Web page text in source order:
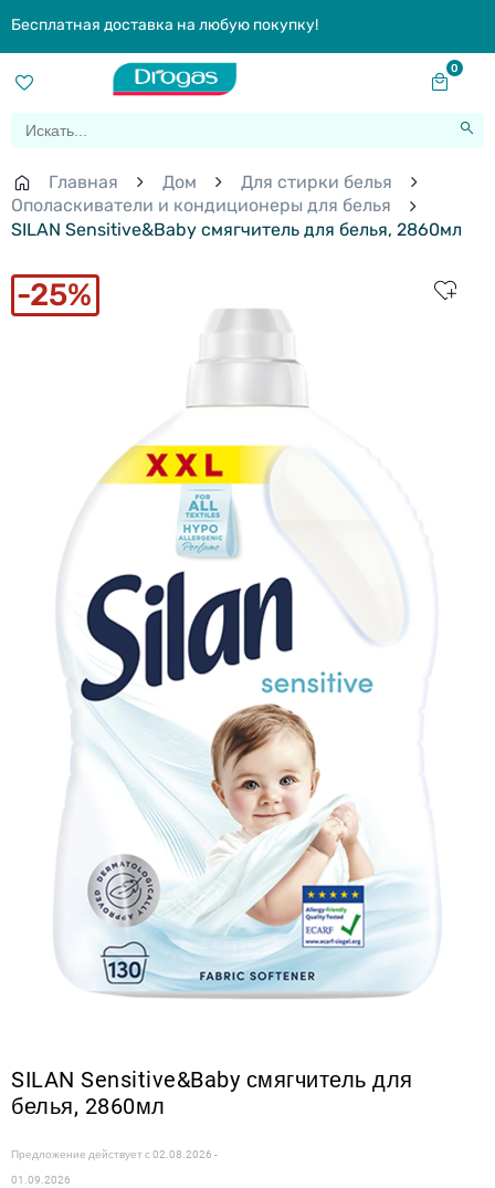
Бесплатная доставка на любую покупку!
0
Главная Дом
Для стирки белья
Ополаскиватели и кондиционеры для белья
SILAN Sensitive&Baby смягчитель для белья, 2860мл
25%
SILAN Sensitive&Baby смягчитель для
белья, 2860мл
Предложение действует с02.08.2026 -
01.09.2026